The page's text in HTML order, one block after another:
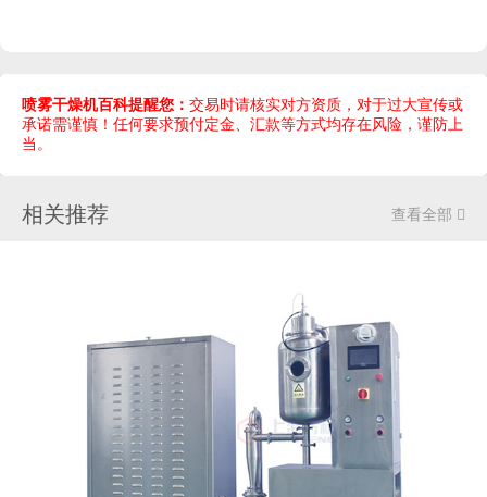
喷雾干燥机百科提醒您： 交易时请核实对方资质，对于过大宣传或
承诺需谨慎！任何要求预付定金、汇款等方式均存在风险，谨防上
当。
相关推荐 查看全部 